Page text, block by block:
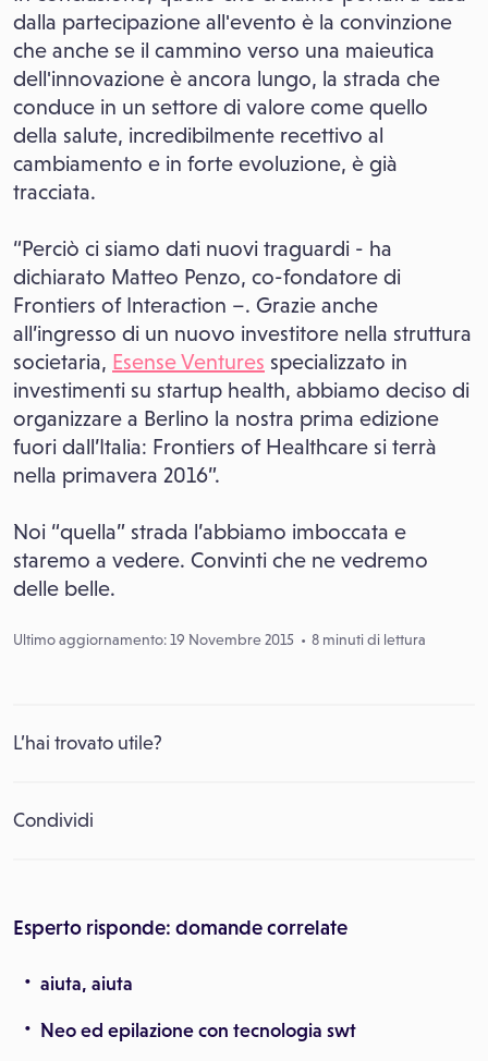
dalla partecipazione all'evento è la convinzione
che anche se il cammino verso una maieutica
dell'innovazione è ancora lungo, la strada che
conduce in un settore di valore come quello
della salute, incredibilmente recettivo al
cambiamento e in forte evoluzione, è già
tracciata.
“Perciò ci siamo dati nuovi traguardi - ha
dichiarato Matteo Penzo, co-fondatore di
Frontiers of Interaction –. Grazie anche
all’ingresso di un nuovo investitore nella struttura
societaria, Esense Ventures specializzato in
investimenti su startup health, abbiamo deciso di
organizzare a Berlino la nostra prima edizione
fuori dall’Italia: Frontiers of Healthcare si terrà
nella primavera 2016”.
Noi “quella” strada l’abbiamo imboccata e
staremo a vedere. Convinti che ne vedremo
delle belle.
Ultimo aggiornamento: 19 Novembre 2015 8 minuti di lettura
L’hai trovato utile?
Condividi
Esperto risponde: domande correlate
aiuta, aiuta
Neo ed epilazione con tecnologia swt